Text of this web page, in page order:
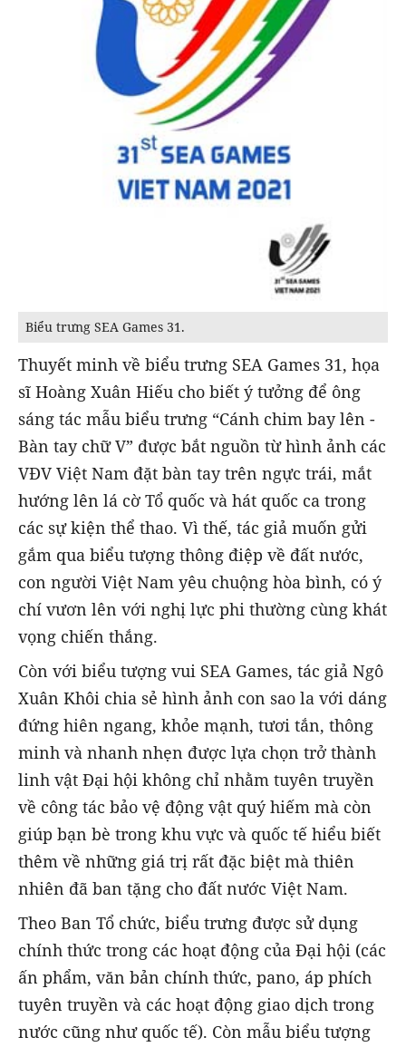
Biểu trưng SEA Games 31.
Thuyết minh về biểu trưng SEA Games 31, họa
sĩ Hoàng Xuân Hiếu cho biết ý tưởng để ông
sáng tác mẫu biểu trưng “Cánh chim bay lên -
Bàn tay chữ V” được bắt nguồn từ hình ảnh các
VĐV Việt Nam đặt bàn tay trên ngực trái, mắt
hướng lên lá cờ Tổ quốc và hát quốc ca trong
các sự kiện thể thao. Vì thế, tác giả muốn gửi
gắm qua biểu tượng thông điệp về đất nước,
con người Việt Nam yêu chuộng hòa bình, có ý
chí vươn lên với nghị lực phi thường cùng khát
vọng chiến thắng.
Còn với biểu tượng vui SEA Games, tác giả Ngô
Xuân Khôi chia sẻ hình ảnh con sao la với dáng
đứng hiên ngang, khỏe mạnh, tươi tắn, thông
minh và nhanh nhẹn được lựa chọn trở thành
linh vật Đại hội không chỉ nhằm tuyên truyền
về công tác bảo vệ động vật quý hiếm mà còn
giúp bạn bè trong khu vực và quốc tế hiểu biết
thêm về những giá trị rất đặc biệt mà thiên
nhiên đã ban tặng cho đất nước Việt Nam.
Theo Ban Tổ chức, biểu trưng được sử dụng
chính thức trong các hoạt động của Đại hội (các
ấn phẩm, văn bản chính thức, pano, áp phích
tuyên truyền và các hoạt động giao dịch trong
nước cũng như quốc tế). Còn mẫu biểu tượng